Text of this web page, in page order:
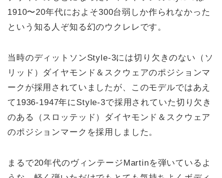
1910〜20年代におよそ300台弱しか作られなかった
という知る人ぞ知る幻のウクレレです。
当時のディットソンStyle-3には切り欠きのない（ソ
リッド）ダイヤモンド＆スクウェアのポジションマ
ークが採用されていましたが、このモデルではあえ
て1936-1947年にStyle-3で採用されていた切り欠き
のある（スロッテッド）ダイヤモンド＆スクウェア
のポジションマークを採用しました。
まるで20年代のヴィンテージMartinを弾いているよ